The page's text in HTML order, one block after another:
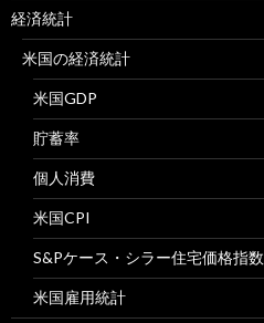
経済統計
米国の経済統計
米国GDP
貯蓄率
個人消費
米国CPI
S&Pケース・シラー住宅価格指数
米国雇用統計